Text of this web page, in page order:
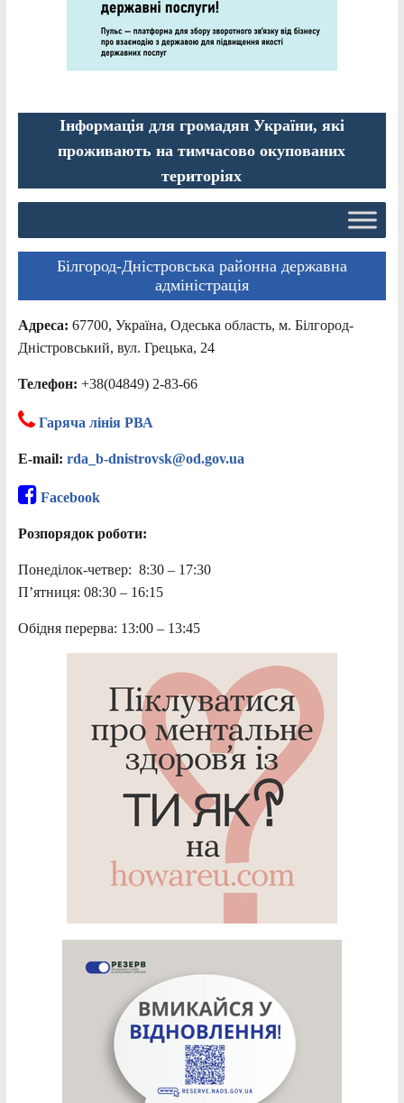
Інформація для громадян України, які
проживають на тимчасово окупованих
територіях
Білгород-Дністровська районна державна
адміністрація
Адреса: 67700, Україна, Одеська область, м. Білгород-
Дністровський, вул. Грецька, 24
Телефон: +38(04849) 2-83-66
Гаряча лінія РВА
E-mail: rda_b-dnistrovsk@od.gov.ua
Facebook
Розпорядок роботи:
Понеділок-четвер: 8:30 – 17:30
П’ятниця: 08:30 – 16:15
Обідня перерва: 13:00 – 13:45